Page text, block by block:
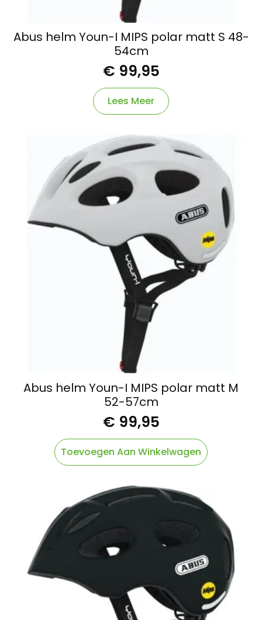
Abus helm Youn-I MIPS polar matt S 48-
54cm
€ 99,95
Lees Meer
Abus helm Youn-I MIPS polar matt M
52-57cm
€ 99,95
Toevoegen Aan Winkelwagen